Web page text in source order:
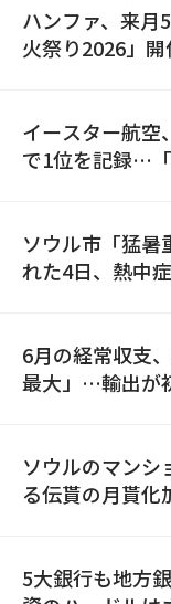
ハンファ、来月
火祭り2026」
イースター航空
で1位を記録…
ソウル市「猛暑
れた4日、熱中
6月の経常収支
最大」…輸出が
ソウルのマンシ
る伝貰の月貰化
5大銀行も地方